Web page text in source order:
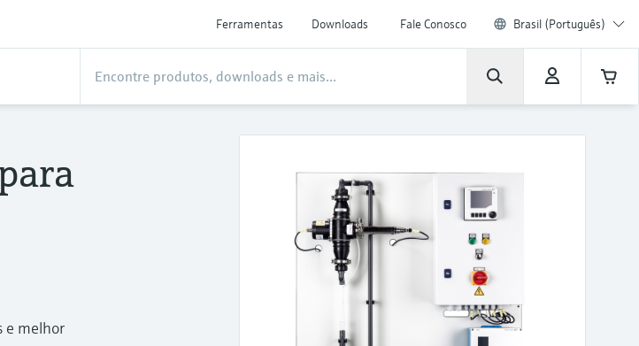
Ferramentas Downloads Fale Conosco Brasil (Português)
e melhor